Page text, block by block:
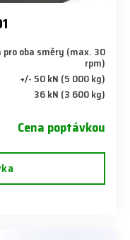
oba směry (max. 30
rpm)
+/- 50 kN (5 000 kg)
36 kN (3 600 kg)
Cena poptávkou